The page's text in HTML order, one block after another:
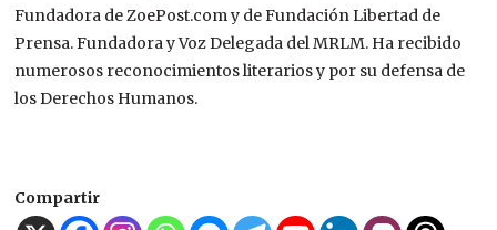
Fundadora de ZoePost.com y de Fundación Libertad de
Prensa. Fundadora y Voz Delegada del MRLM. Ha recibido
numerosos reconocimientos literarios y por su defensa de
los Derechos Humanos.
Compartir